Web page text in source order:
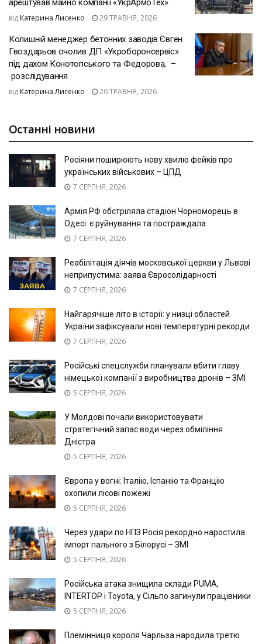
арештував майно компанії «УкрАрмоТех»
від Катерина Лисенко 29 ТРАВНЯ, 2026
Колишній менеджер бетонних заводів Євген
Гвоздарьов очолив ДП «Укроборонсервіс»
під дахом Конотопського та Федорова, –
розслідування
від Катерина Лисенко 20 ТРАВНЯ, 2026
Останні новини
Росіяни поширюють нову хвилю фейків про
українських військових – ЦПД
7 СЕРПНЯ, 2026
Армія РФ обстріляла стадіон Чорноморець в
Одесі: є руйнування та постраждала
7 СЕРПНЯ, 2026
Реабілітація діячів московської церкви у Львові
неприпустима: заява Євросолідарності
7 СЕРПНЯ, 2026
Найгарячіше літо в історії: у низці областей
України зафіксували нові температурні рекорди
7 СЕРПНЯ, 2026
Російські спецслужби планували вбити главу
німецької компанії з виробництва дронів – ЗМІ
5 СЕРПНЯ, 2026
У Молдові почали використовувати
стратегічний запас води через обміління
Дністра
5 СЕРПНЯ, 2026
Європа у вогні: Італію, Іспанію та Францію
охопили лісові пожежі
5 СЕРПНЯ, 2026
Через удари по НПЗ Росія рекордно наростила
імпорт пального з Білорусі – ЗМІ
5 СЕРПНЯ, 2026
Російська атака знищила склади PUMA,
INTERTOP і Toyota, у Сільпо загинули працівники
5 СЕРПНЯ, 2026
Племінниця короля Чарльза народила третю